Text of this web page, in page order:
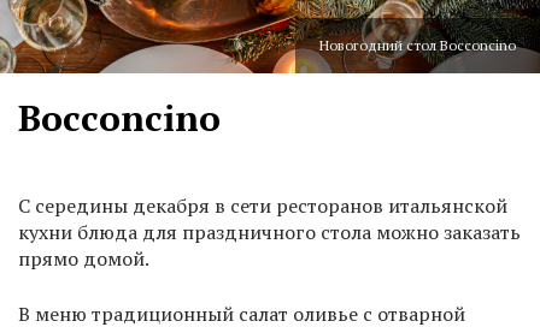
Новогодний стол Bocconcino
Bocconcino
С середины декабря в сети ресторанов итальянской
кухни блюда для праздничного стола можно заказать
прямо домой.
В меню традиционный салат оливье с отварной